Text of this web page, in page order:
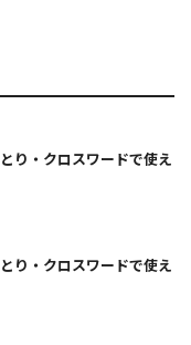
り・クロスワードで使え
り・クロスワードで使え